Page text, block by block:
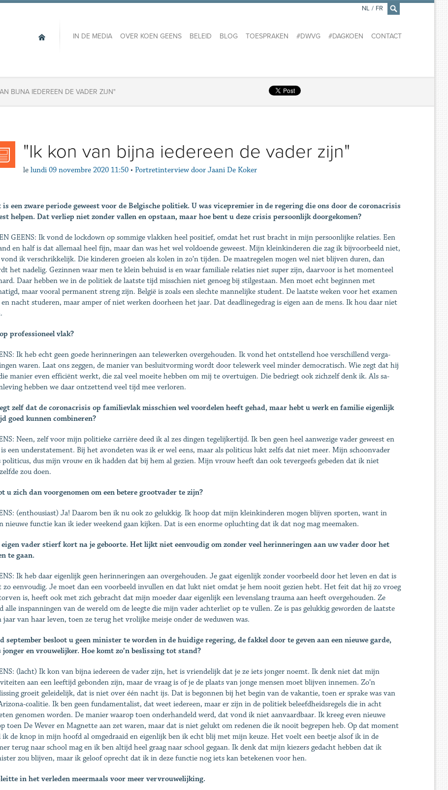
×
IN DE MEDIA OVER KOEN GEENS BELEID BLOG TOESPRAKEN #DWVG #DAGKOEN CONTACT
NL / FR
BIJNA IEDEREEN DE VADER ZIJN"
"Ik kon van bijna iedereen de vader zijn"
le lundi 09 novembre 2020 11:50 • Portretinterview door Jaani De Koker
is een zware periode geweest voor de Belgische politiek. U was vicepremier in de regering die ons door de coronacrisis
helpen. Dat verliep niet zonder vallen en opstaan, maar hoe bent u deze crisis persoonlijk doorgekomen?
GEENS: Ik vond de lockdown op sommige vlakken heel positief, omdat het rust bracht in mijn persoonlijke relaties. Een
en half is dat allemaal heel fijn, maar dan was het wel vol­doende geweest. Mijn kleinkinderen die zag ik bijvoorbeeld niet,
ik verschrikkelijk. Die kinderen groeien als kolen in zo’n tijden. De maatregelen mogen wel niet blijven duren, dan
het nadelig. Gezinnen waar men te klein behuisd is en waar fa­miliale relaties niet super zijn, daarvoor is het momenteel
Daar hebben we in de politiek de laatste tijd misschien niet genoeg bij stilgestaan. Men moet echt beginnen met
maar vooral permanent streng zijn. België is zoals een slechte mannelijke student. De laatste weken voor het examen
en nacht studeren, maar amper of niet werken doorheen het jaar. Dat deadlinegedrag is eigen aan de mens. Ik hou daar niet
professioneel vlak?
Ik heb echt geen goede herinneringen aan telewerken overgehouden. Ik vond het ontstellend hoe verschillend verga­
waren. Laat ons zeggen, de manier van besluitvorming wordt door telewerk veel minder democratisch. Wie zegt dat hij
manier even efficiënt werkt, die zal veel moeite hebben om mij te overtuigen. Die bedriegt ook zichzelf denk ik. Als sa­
hebben we daar ontzettend veel tijd mee verloren.
zelf dat de coronacrisis op familievlak misschien wel voor­delen heeft gehad, maar hebt u werk en familie eigenlijk
goed kunnen combineren?
Neen, zelf voor mijn politieke carrière deed ik al zes din­gen tegelijkertijd. Ik ben geen heel aanwezige vader geweest en
een understatement. Bij het avondeten was ik er wel eens, maar als politicus lukt zelfs dat niet meer. Mijn schoonvader
politicus, dus mijn vrouw en ik hadden dat bij hem al gezien. Mijn vrouw heeft dan ook tevergeefs gebeden dat ik niet
zou doen.
u zich dan voorgenomen om een betere grootvader te zijn?
(enthousiast) Ja! Daarom ben ik nu ook zo gelukkig. Ik hoop dat mijn kleinkinderen mogen blijven sporten, want in
nieuwe functie kan ik ieder weekend gaan kijken. Dat is een enorme opluchting dat ik dat nog mag meemaken.
eigen vader stierf kort na je geboorte. Het lijkt niet eenvoudig om zonder veel herinneringen aan uw vader door het
te gaan.
Ik heb daar eigenlijk geen herinneringen aan overgehou­den. Je gaat eigenlijk zonder voorbeeld door het leven en dat is
zo eenvoudig. Je moet dan een voorbeeld invullen en dat lukt niet omdat je hem nooit gezien hebt. Het feit dat hij zo vroeg
is, heeft ook met zich gebracht dat mijn moeder daar ei­genlijk een levenslang trauma aan heeft overgehouden. Ze
alle inspanningen van de wereld om de leegte die mijn vader achterliet op te vullen. Ze is pas gelukkig geworden de laatste
jaar van haar leven, toen ze terug het vrolijke meisje onder de weduwen was.
september besloot u geen minister te worden in de huidige regering, de fakkel door te geven aan een nieuwe garde,
jonger en vrouwelijker. Hoe komt zo’n beslissing tot stand?
(lacht) Ik kon van bijna ie­dereen de vader zijn, het is vrien­delijk dat je ze iets jonger noemt. Ik denk niet dat mijn
aan een leeftijd gebonden zijn, maar de vraag is of je de plaats van jonge mensen moet blijven innemen. Zo’n
groeit geleidelijk, dat is niet over één nacht ijs. Dat is begonnen bij het begin van de vakantie, toen er sprake was van
coali­tie. Ik ben geen fundamentalist, dat weet iedereen, maar er zijn in de politiek beleefdheidsregels die in acht
genomen worden. De manier waarop toen onderhandeld werd, dat vond ik niet aanvaardbaar. Ik kreeg even nieuwe
toen De Wever en Magnette aan zet waren, maar dat is niet gelukt om redenen die ik nooit begrepen heb. Op dat moment
ik de knop in mijn hoofd al omgedraaid en eigenlijk ben ik echt blij met mijn keuze. Het voelt een beetje alsof ik in de
terug naar school mag en ik ben altijd heel graag naar school gegaan. Ik denk dat mijn kiezers gedacht hebben dat ik
zou blijven, maar ik geloof oprecht dat ik in deze functie nog iets kan betekenen voor hen.
in het verleden meermaals voor meer vervrouwelijking.